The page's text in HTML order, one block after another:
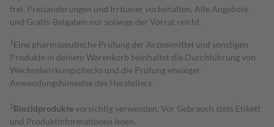
frei. Preisänderungen und Irrtümer vorbehalten. Alle Angebote
und Gratis-Beigaben nur solange der Vorrat reicht.
1 Eine pharmazeutische Prüfung der Arzneimittel und sonstigen
Produkte in deinem Warenkorb beinhaltet die Durchführung von
Wechselwirkungschecks und die Prüfung etwaiger
Anwendungshinweise des Herstellers.
2Biozidproduktevorsichtig verwenden. Vor Gebrauch stets Etikett
und Produktinformationen lesen.